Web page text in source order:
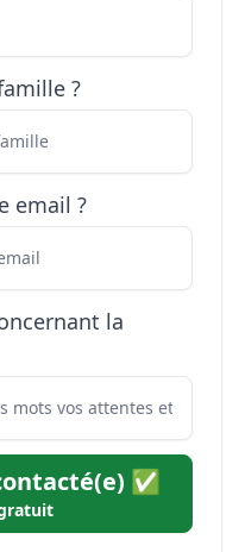
?
email ?
la
✅